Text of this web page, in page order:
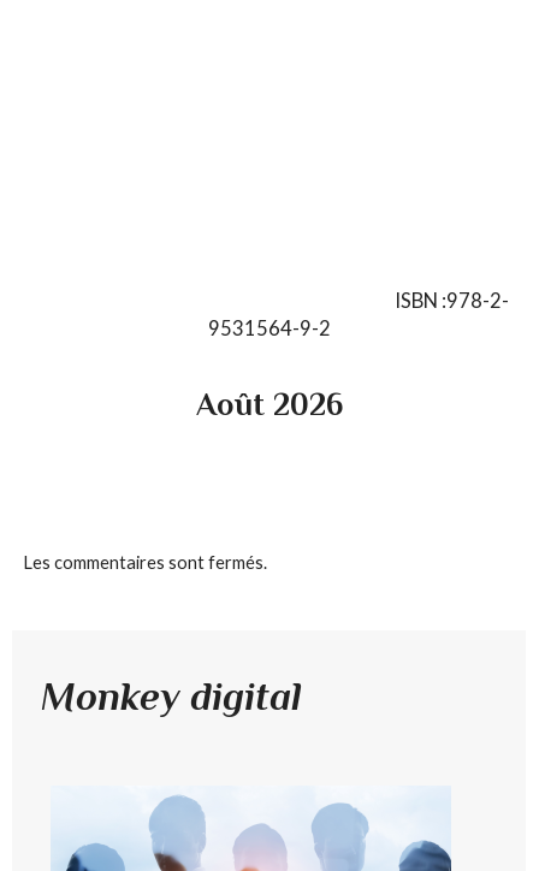
ISBN :978-2-
9531564-9-2
Août 2026
Les commentaires sont fermés.
Monkey digital